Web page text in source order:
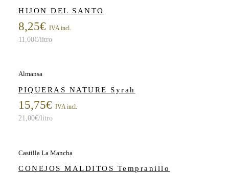
HIJON DEL SANTO
8,25€ IVA incl.
11,00€/litro
Almansa
PIQUERAS NATURE Syrah
15,75€ IVA incl.
21,00€/litro
Castilla La Mancha
CONEJOS MALDITOS Tempranillo